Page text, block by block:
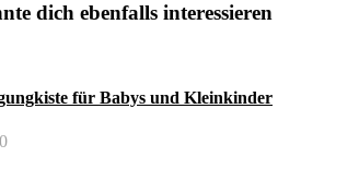
dich ebenfalls interessieren
für Babys und Kleinkinder